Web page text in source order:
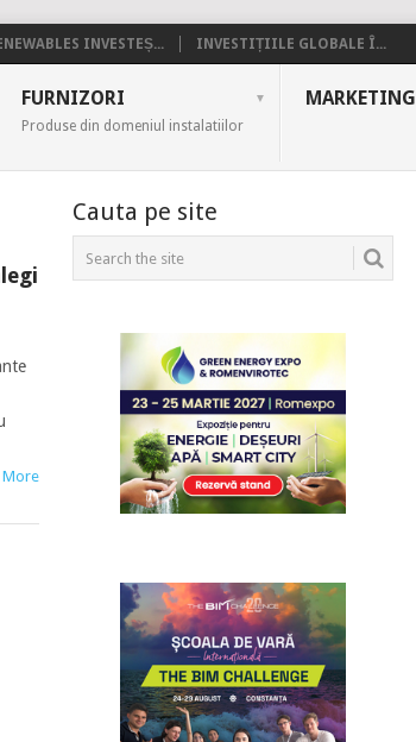
INVESTEȘ... INVESTIȚIILE GLOBALE Î...
FURNIZORI
Produse din domeniul instalatiilor
MARKETING
More
Cauta pe site